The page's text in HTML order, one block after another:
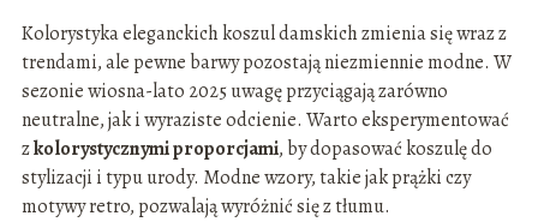
Kolorystyka eleganckich koszul damskich zmienia się wraz z
trendami, ale pewne barwy pozostają niezmiennie modne. W
sezonie wiosna-lato 2025 uwagę przyciągają zarówno
neutralne, jak i wyraziste odcienie. Warto eksperymentować
zkolorystycznymi proporcjami, by dopasować koszulę do
stylizacji i typu urody. Modne wzory, takie jak prążki czy
motywy retro, pozwalają wyróżnić się z tłumu.